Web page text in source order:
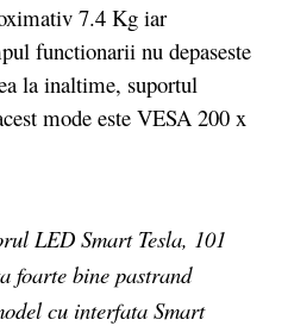
7.4 Kg iar
functionarii nu depaseste
la inaltime, suportul
mode este VESA 200 x
LED Smart Tesla, 101
foarte bine pastrand
cu interfata Smart